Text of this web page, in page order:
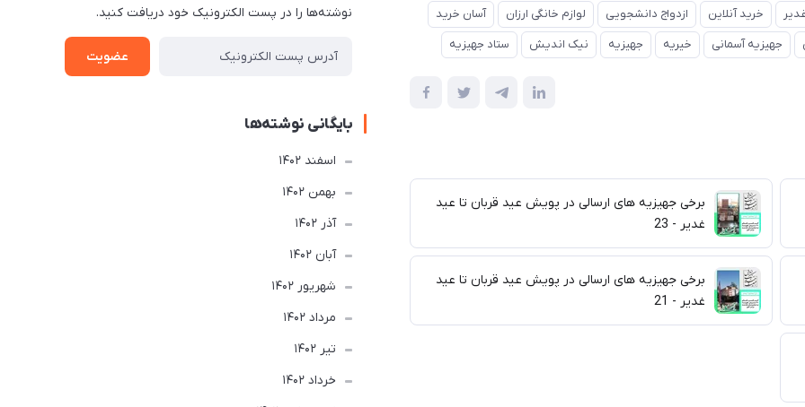
خرید آنلاین ازدواج دانشجویی لوازم خانگی ارزان
آسان خرید
جهیزیه آسمانی خیریه جهیزیه نیک اندیش ستاد جهیزیه
برخی جهیزیه های ارسالی در پویش عید قربان تا عید
غدیر - 23
برخی جهیزیه های ارسالی در پویش عید قربان تا عید
غدیر - 21
نوشته‌ها را در پست الکترونیک خود دریافت کنید.
عضویت
بایگانی نوشته‌ها
اسفند 1402
بهمن 1402
آذر 1402
آبان 1402
شهریور 1402
مرداد 1402
تير 1402
خرداد 1402